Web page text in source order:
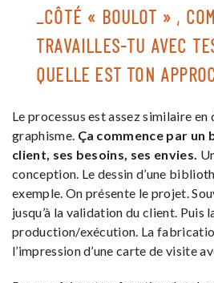
_CÔTÉ « BOULOT » ,
TRAVAILLES-TU AVEC
QUELLE EST TON
Le processus est assez similaire en
graphisme. Ça commence par un
client, ses besoins, ses envies.
conception. Le dessin d’une
exemple. On présente le projet.
jusqu’à la validation du client. Puis
production/exécution. La
l’impression d’une carte de visite